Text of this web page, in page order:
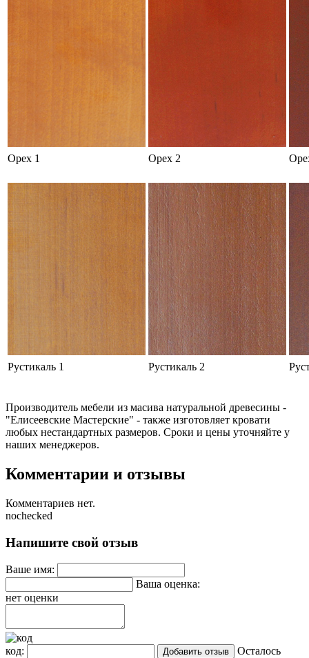
Орех 1 Орех 2
Рустикаль 1 Рустикаль 2
Производитель мебели из масива натуральной древесины -
"Елисеевские Мастерские" - также изготовляет кровати
любых нестандартных размеров. Сроки и цены уточняйте у
наших менеджеров.
Комментарии и отзывы
Комментариев нет.
nochecked
Напишите свой отзыв
Ваше имя:
Ваша оценка:
нет оценки
код:
Осталось